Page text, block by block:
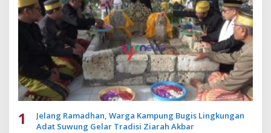
1
Jelang Ramadhan, Warga Kampung Bugis Lingkungan
Adat Suwung Gelar Tradisi Ziarah Akbar